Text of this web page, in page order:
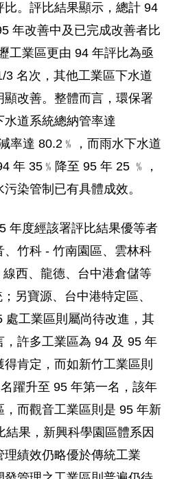
。評比結果顯示，總計 94
年改善中及已完成改善者比
工業區更由 94 年評比為亟
3 名次，其他工業區下水道
顯改善。整體而言，環保署
道系統總納管率達
率達 80.2﹪，而雨水下水道
年 35﹪降至 95 年 25 ﹪，
染管制已有具體成效。
年度經該署評比結果優等者
竹科 - 竹南園區、雲林科
西、龍德、台中港倉儲等
另寶源、台中港特定區、
處工業區則屬尚待改進，其
許多工業區為 94 及 95 年
肯定，而如新竹工業區則
躍升至 95 年第一名，該年
，而觀音工業區則是 95 年新
結果，新興科學園區體系因
績效仍略優於傳統工業